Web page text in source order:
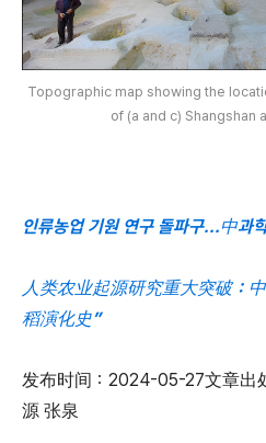
Topographic map showing the
of (a and c) Shangshan
인류농업 기원 연구 돌파구...中과
人类农业起源研究重大突破：
稻演化史”
发布时间：2024-05-27文章出
源 张泉